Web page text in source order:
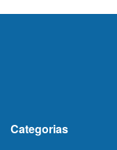
Categorias